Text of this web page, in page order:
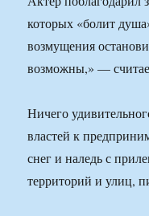
которых «болит
возмущения
возможны,» —
Ничего
властей к
снег и наледь с
территорий и улиц,